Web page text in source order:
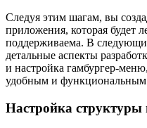
Следуя этим шагам, вы
приложения, которая будет
поддерживаема. В
детальные аспекты
и настройка гамбургер-
удобным и функциональным
Настройка структуры